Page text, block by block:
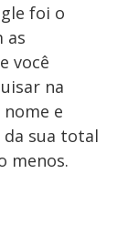
foi o
as
você
na
e
da sua total
menos.